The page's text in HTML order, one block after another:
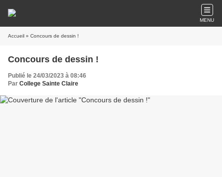
MENU
Accueil » Concours de dessin !
Concours de dessin !
Publié le 24/03/2023 à 08:46
Par College Sainte Claire